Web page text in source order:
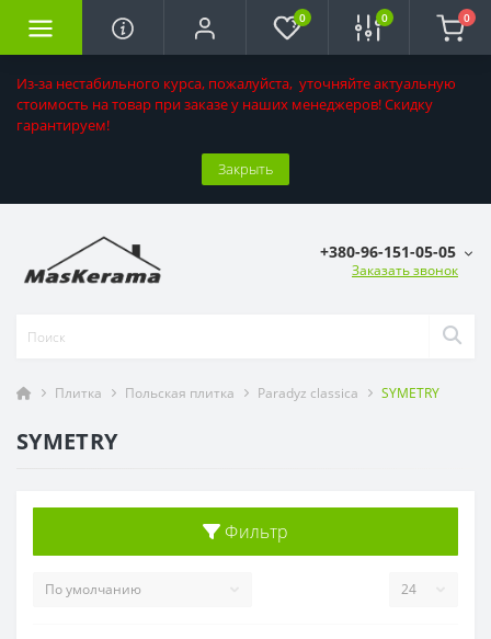
Из-за нестабильного курса, пожалуйста, уточняйте актуальную
стоимость на товар при заказе у наших менеджеров! Скидку
гарантируем!
Закрыть
0 0 0
+380-96-151-05-05
Заказать звонок
Плитка Польская плитка Paradyz classica SYMETRY
SYMETRY
Фильтр